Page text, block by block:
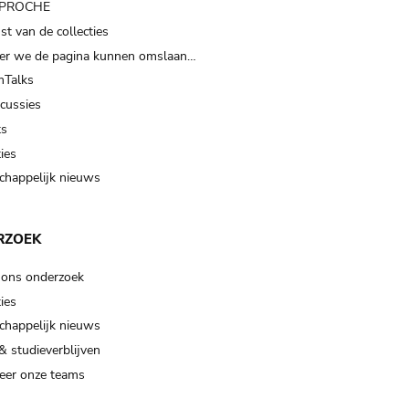
van de collecties
we de pagina kunnen omslaan…
nieuws
onderzoek
nieuws
studieverblijven
onze teams